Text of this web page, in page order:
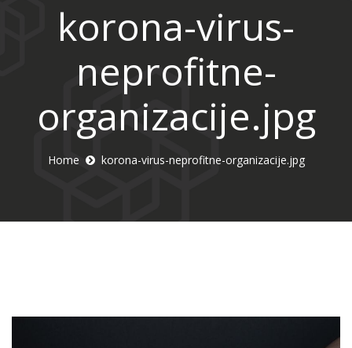
korona-virus-
neprofitne-
organizacije.jpg
Home korona-virus-neprofitne-organizacije.jpg